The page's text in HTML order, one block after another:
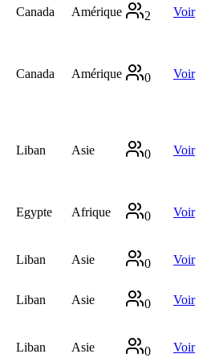
Canada Amérique 2 Voir
Canada Amérique 0 Voir
Liban Asie 0 Voir
Egypte Afrique 0 Voir
Liban Asie 0 Voir
Liban Asie 0 Voir
Liban Asie 0 Voir